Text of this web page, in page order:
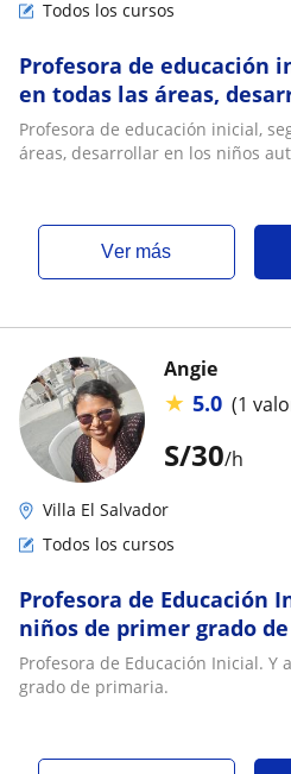
Todos los cursos
Profesora de educación
en todas las áreas,
autonomía e
Profesora de educación inicial,
áreas, desarrollar en los niños
ver más
S/30/h
Angie
★ 5.0 (1
Villa El Salvador
Todos los cursos
Profesora de Educación
niños de primer grado
Profesora de Educación Inicial. Y
grado de primaria.